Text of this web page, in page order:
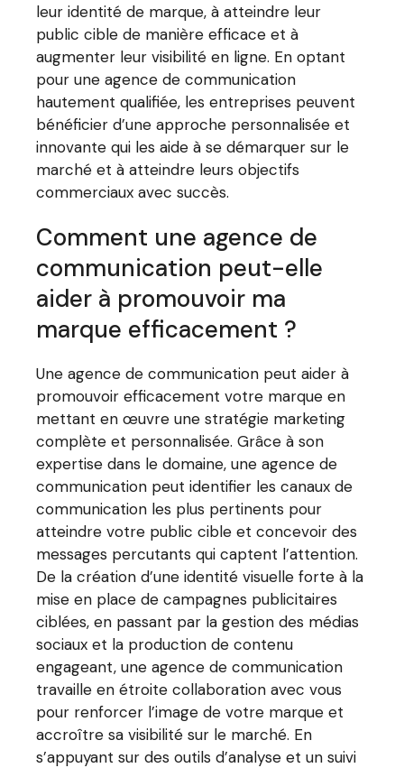
leur identité de marque, à atteindre leur
public cible de manière efficace et à
augmenter leur visibilité en ligne. En optant
pour une agence de communication
hautement qualifiée, les entreprises peuvent
bénéficier d’une approche personnalisée et
innovante qui les aide à se démarquer sur le
marché et à atteindre leurs objectifs
commerciaux avec succès.
Comment une agence de
communication peut-elle
aider à promouvoir ma
marque efficacement ?
Une agence de communication peut aider à
promouvoir efficacement votre marque en
mettant en œuvre une stratégie marketing
complète et personnalisée. Grâce à son
expertise dans le domaine, une agence de
communication peut identifier les canaux de
communication les plus pertinents pour
atteindre votre public cible et concevoir des
messages percutants qui captent l’attention.
De la création d’une identité visuelle forte à la
mise en place de campagnes publicitaires
ciblées, en passant par la gestion des médias
sociaux et la production de contenu
engageant, une agence de communication
travaille en étroite collaboration avec vous
pour renforcer l’image de votre marque et
accroître sa visibilité sur le marché. En
s’appuyant sur des outils d’analyse et un suivi